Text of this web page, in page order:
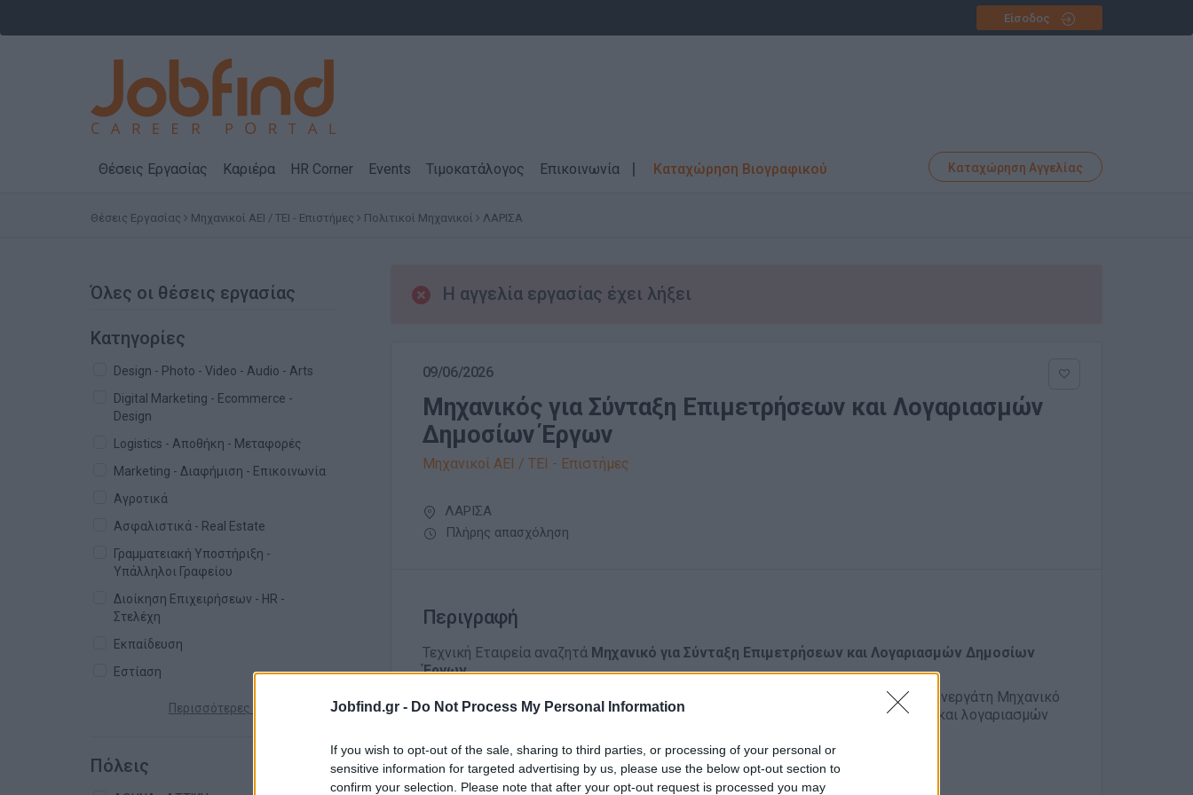
Jobfind.gr - Do Not Process My Personal Information
If you wish to opt-out of the sale, sharing to third parties, or processing of your personal or
sensitive information for targeted advertising by us, please use the below opt-out section to
confirm your selection. Please note that after your opt-out request is processed you may
Είσοδος
Θέσεις Εργασίας Καριέρα HR Corner Events Τιμοκατάλογος Επικοινωνία Καταχώρηση Βιογραφικού Καταχώρηση Αγγελίας
Θέσεις Εργασίας Μηχανικοί ΑΕΙ / ΤΕΙ - Επιστήμες Πολιτικοί Μηχανικοί ΛΑΡΙΣΑ
Όλες οι θέσεις εργασίας
Κατηγορίες
Design - Photo - Video - Audio - Arts
Digital Marketing - Ecommerce -
Design
Logistics - Αποθήκη - Μεταφορές
Marketing - Διαφήμιση - Επικοινωνία
Αγροτικά
Ασφαλιστικά - Real Estate
Γραμματειακή Υποστήριξη -
Υπάλληλοι Γραφείου
Διοίκηση Επιχειρήσεων - HR -
Στελέχη
Εκπαίδευση
Εστίαση
Περισσότερες κατηγορίες +
Πόλεις
Η αγγελία εργασίας έχει λήξει
09/06/2026
Μηχανικός για Σύνταξη Επιμετρήσεων και Λογαριασμών
Δημοσίων Έργων
Μηχανικοί ΑΕΙ / ΤΕΙ - Επιστήμες
ΛΑΡΙΣΑ
Πλήρης απασχόληση
Περιγραφή
Τεχνική Εταιρεία αναζητά Μηχανικό για Σύνταξη Επιμετρήσεων και Λογαριασμών Δημοσίων
Έργων.
Η εταιρεία μας, με δραστηριότητα στον τομέα των δημοσίων έργων, αναζητά συνεργάτη Μηχανικό
για τη στελέχωση θέσης που αφορά τη σύνταξη επιμετρήσεων, πιστοποιήσεων και λογαριασμών
Αρμοδιότητες:
Σύνταξη και έλεγχος επιμετρήσεων δημοσίων έργων.